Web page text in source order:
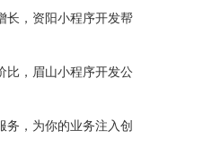
长，资阳小程序开发帮
比，眉山小程序开发公
务，为你的业务注入创